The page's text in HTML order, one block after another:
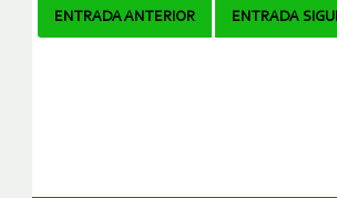
Navegador
ENTRADA ANTERIOR ENTRADA